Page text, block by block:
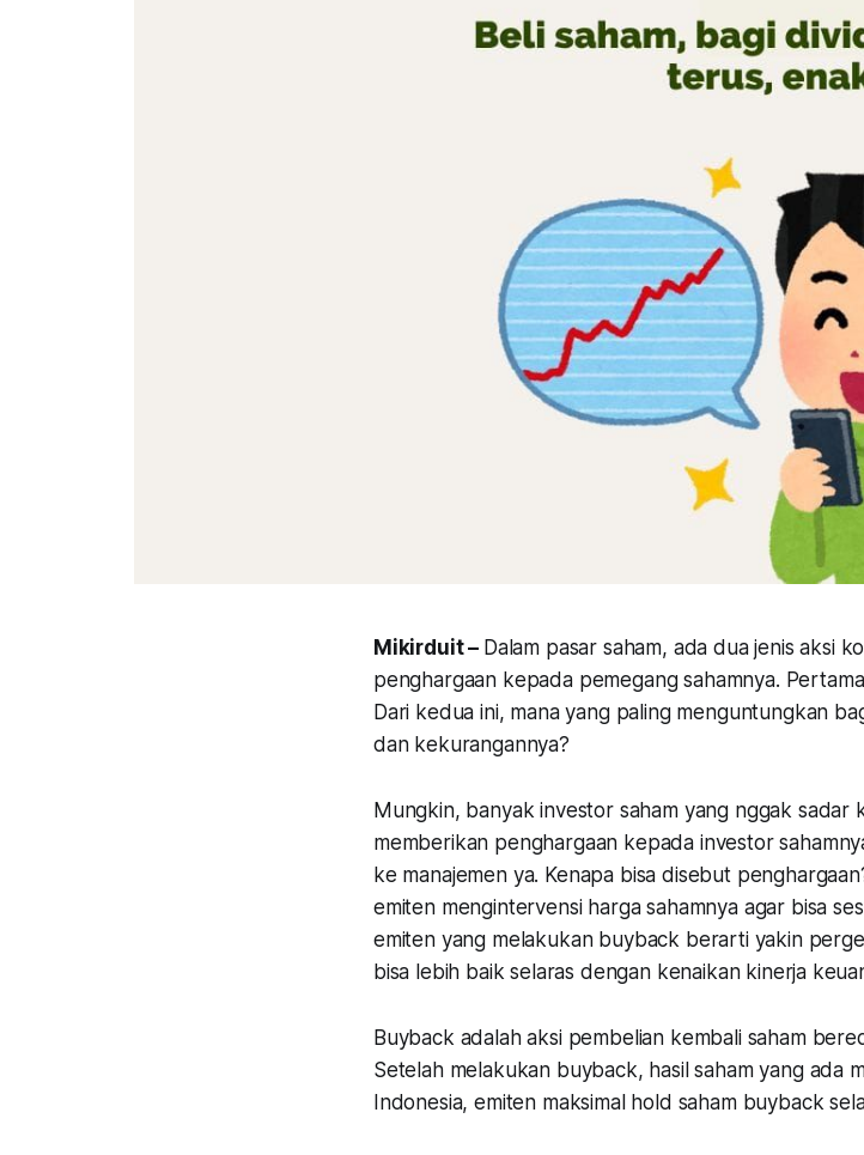
Mikirduit – Dalam pasar saham, ada dua jenis aksi
penghargaan kepada pemegang sahamnya.
Dari kedua ini, mana yang paling menguntungkan
dan kekurangannya?
Mungkin, banyak investor saham yang nggak sadar
memberikan penghargaan kepada investor
ke manajemen ya. Kenapa bisa disebut
emiten mengintervensi harga sahamnya agar bisa
emiten yang melakukan buyback berarti yakin
bisa lebih baik selaras dengan kenaikan kinerja
Buyback adalah aksi pembelian kembali saham
Setelah melakukan buyback, hasil saham yang ada
Indonesia, emiten maksimal hold saham buyback